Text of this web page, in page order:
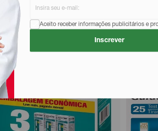
Aceito receber informações publicitários e
Inscrever